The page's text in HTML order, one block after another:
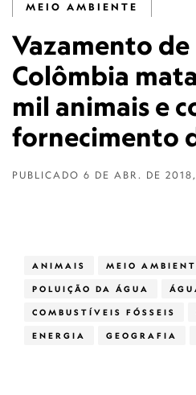
MEIO AMBIENTE
Vazamento
Colômbia
mil animais e
fornecimento
PUBLICADO 6 DE ABR. DE
ANIMAIS MEIO
POLUIÇÃO DA ÁGUA
COMBUSTÍVEIS FÓSSEIS
ENERGIA GEOGRAFIA